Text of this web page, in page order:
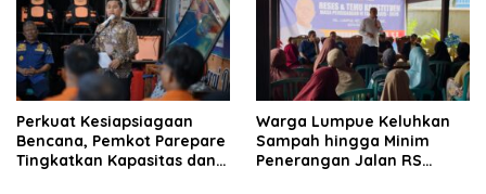
Perkuat Kesiapsiagaan
Bencana, Pemkot Parepare
Tingkatkan Kapasitas dan
Warga Lumpue Keluhkan
Sampah hingga Minim
Penerangan Jalan RS